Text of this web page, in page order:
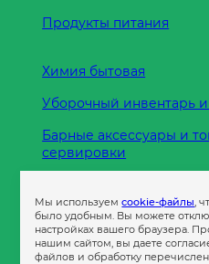
Продукты питания
Химия бытовая
Уборочный инвентарь
Барные аксессуары и
сервировки
Пленка
Мы используемcookie-файлы,
было удобным. Вы можете
настройках вашего браузера.
нашим сайтом, вы даете
файлов и обработку